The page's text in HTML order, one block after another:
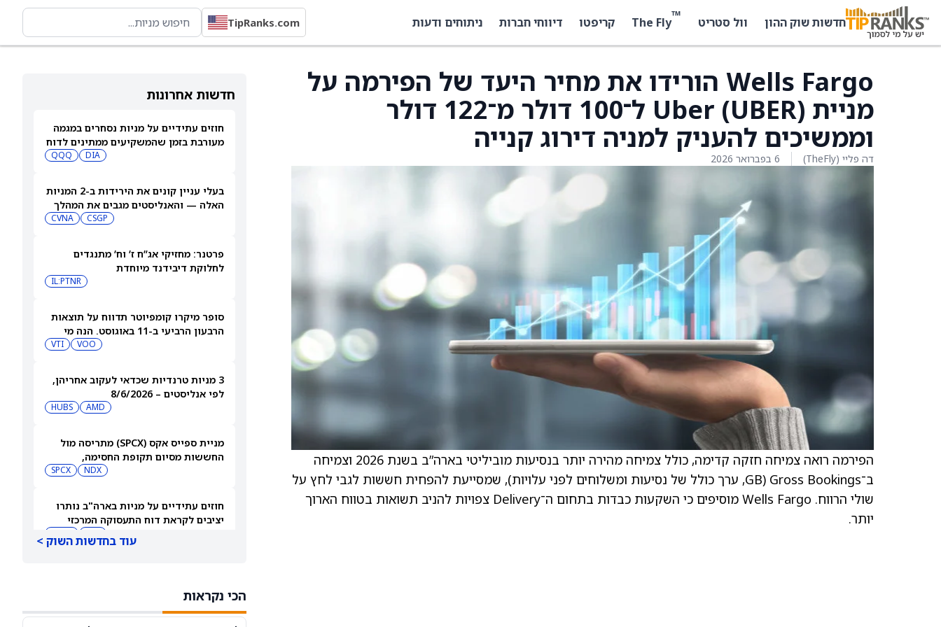
חדשות שוק ההון וול סטריט ™
The Fly קריפטו דיווחי חברות ניתוחים ודעות TipRanks.com
חדשות אחרונות
חוזים עתידיים על מניות נסחרים במגמה
מעורבת בזמן שהמשקיעים ממתינים לדוח
DIA
QQQ
בעלי עניין קונים את הירידות ב-2 המניות
האלה — והאנליסטים מגבים את המהלך
CSGP
CVNA
פרטנר: מחזיקי אג”ח ז’ וח’ מתנגדים
לחלוקת דיבידנד מיוחדת
IL:PTNR
סופר מיקרו קומפיוטר תדווח על תוצאות
הרבעון הרביעי ב-11 באוגוסט. הנה מי
VOO
VTI
3 מניות טרנדיות שכדאי לעקוב אחריהן,
לפי אנליסטים – 8/6/2026
AMD
HUBS
מניית ספייס אקס (SPCX) מתריסה מול
החששות מסיום תקופת החסימה,
NDX
SPCX
חוזים עתידיים על מניות בארה"ב נותרו
יציבים לקראת דוח התעסוקה המרכזי
עוד בחדשות השוק >
הכי נקראות
Wells Fargo הורידו את מחיר היעד של הפירמה על
מניית Uber (UBER) ל־100 דולר מ־122 דולר
וממשיכים להעניק למניה דירוג קנייה
דה פליי (TheFly) 6 בפברואר 2026
הפירמה רואה צמיחה חזקה קדימה, כולל צמיחה מהירה יותר בנסיעות מוביליטי בארה”ב בשנת 2026 וצמיחה
ב־Gross Bookings (GB, ערך כולל של נסיעות ומשלוחים לפני עלויות), שמסייעת להפחית חששות לגבי לחץ על
שולי הרווח. Wells Fargo מוסיפים כי השקעות כבדות בתחום ה־Delivery צפויות להניב תשואות בטווח הארוך
יותר.